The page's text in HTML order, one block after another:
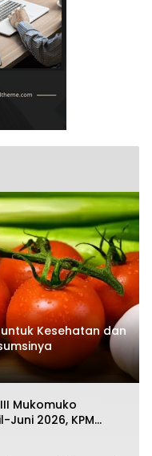
Kesehatan dan
Mukomuko
Juni 2026, KPM